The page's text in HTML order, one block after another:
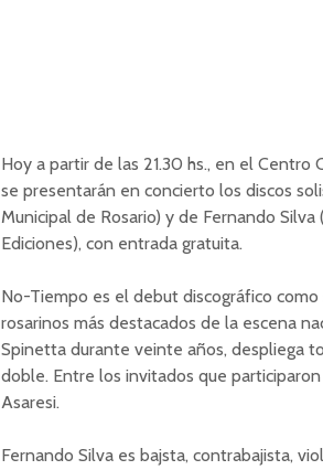
Hoy a partir de las 21.30 hs., en el Centro
se presentarán en concierto los discos
Municipal de Rosario) y de Fernando
Ediciones), con entrada gratuita.
No-Tiempo es el debut discográfico
rosarinos más destacados de la escena
Spinetta durante veinte años, despliega
doble. Entre los invitados que
Asaresi.
Fernando Silva es bajsta, contrabajista,